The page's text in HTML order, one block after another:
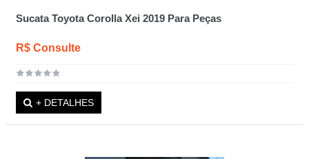
Sucata Toyota Corolla Xei 2019 Para Peças
R$ Consulte
+ DETALHES